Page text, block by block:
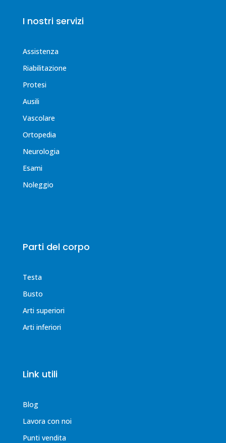
I nostri servizi
Assistenza
Riabilitazione
Protesi
Ausili
Vascolare
Ortopedia
Neurologia
Esami
Noleggio
Parti del corpo
Testa
Busto
Arti superiori
Arti inferiori
Link utili
Blog
Lavora con noi
Punti vendita